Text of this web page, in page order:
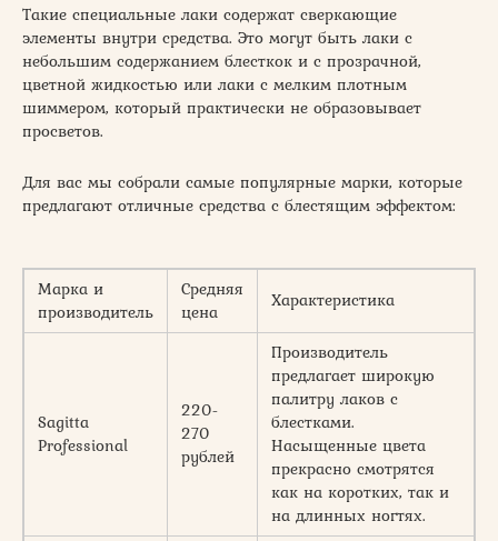
Такие специальные лаки содержат сверкающие
элементы внутри средства. Это могут быть лаки с
небольшим содержанием блесткок и с прозрачной,
цветной жидкостью или лаки с мелким плотным
шиммером, который практически не образовывает
просветов.
Для вас мы собрали самые популярные марки, которые
предлагают отличные средства с блестящим эффектом:
Марка и
производитель
Средняя
цена
Характеристика
Sagitta
Professional
220-
270
рублей
Производитель
предлагает широкую
палитру лаков с
блестками.
Насыщенные цвета
прекрасно смотрятся
как на коротких, так и
на длинных ногтях.